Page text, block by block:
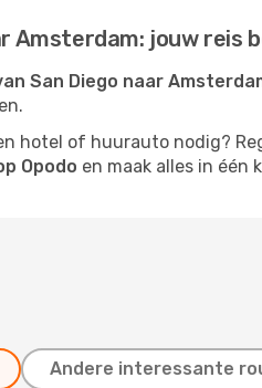
Amsterdam: jouw reis
San Diego naar
hotel of huurauto nodig?
Opodo en maak alles in één
Andere interessante